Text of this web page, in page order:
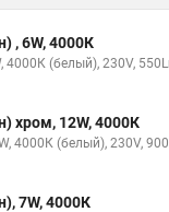
, 6W, 4000К
(белый), 230V,
хром, 12W, 4000К
4000К (белый), 230V,
7W, 4000К